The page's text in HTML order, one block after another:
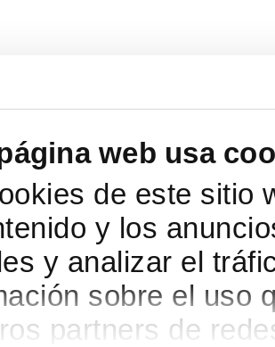
web usa
de este sitio
y los
y analizar el
sobre el uso
partners de